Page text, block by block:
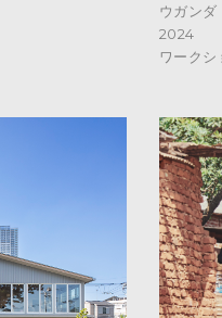
ウガン
2024
ワークシ